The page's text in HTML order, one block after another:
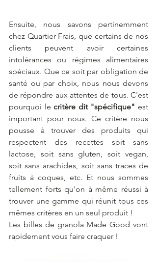
Ensuite, nous savons pertinemment
chez Quartier Frais, que certains de nos
clients peuvent avoir certaines
intolérances ou régimes alimentaires
spéciaux. Que ce soit par obligation de
santé ou par choix, nous nous devons
de répondre aux attentes de tous. C'est
pourquoi le critère dit "spécifique" est
important pour nous. Ce critère nous
pousse à trouver des produits qui
respectent des recettes soit sans
lactose, soit sans gluten, soit vegan,
soit sans arachides, soit sans traces de
fruits à coques, etc. Et nous sommes
tellement forts qu'on à même réussi à
trouver une gamme qui réunit tous ces
mêmes critères en un seul produit !
Les billes de granola Made Good vont
rapidement vous faire craquer !